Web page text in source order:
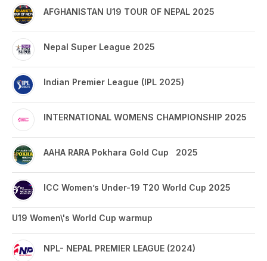
AFGHANISTAN U19 TOUR OF NEPAL 2025
Nepal Super League 2025
Indian Premier League (IPL 2025)
INTERNATIONAL WOMENS CHAMPIONSHIP 2025
AAHA RARA Pokhara Gold Cup 2025
ICC Women’s Under-19 T20 World Cup 2025
U19 Women\'s World Cup warmup
NPL- NEPAL PREMIER LEAGUE (2024)